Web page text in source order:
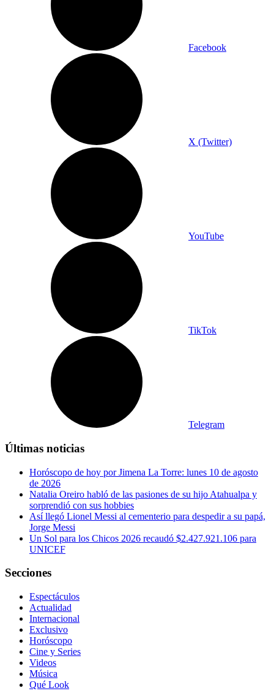
Facebook
X (Twitter)
YouTube
TikTok
Telegram
Últimas noticias
Horóscopo de hoy por Jimena La Torre: lunes 10 de agosto
de 2026
Natalia Oreiro habló de las pasiones de su hijo Atahualpa y
sorprendió con sus hobbies
Así llegó Lionel Messi al cementerio para despedir a su papá,
Jorge Messi
Un Sol para los Chicos 2026 recaudó $2.427.921.106 para
UNICEF
Secciones
Espectáculos
Actualidad
Internacional
Exclusivo
Horóscopo
Cine y Series
Videos
Música
Qué Look